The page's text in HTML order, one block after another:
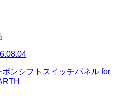
ボンシフトスイッチパネル for